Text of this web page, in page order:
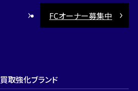
FCオーナー募集中
買取強化ブランド